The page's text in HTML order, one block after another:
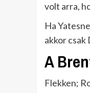
volt arra,
Ha
akkor csak
A
Flekken;